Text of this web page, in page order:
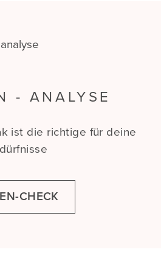
- ANALYSE
ist die richtige für deine
CHECK